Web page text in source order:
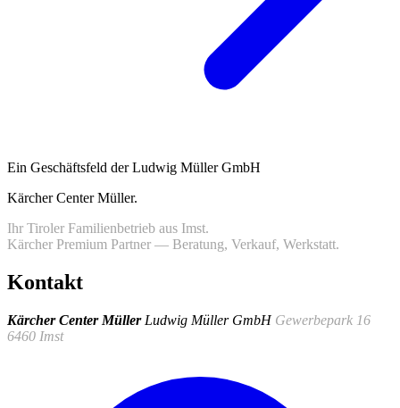
Ein Geschäftsfeld der Ludwig Müller GmbH
Kärcher Center Müller.
Ihr Tiroler Familienbetrieb aus Imst.
Kärcher Premium Partner — Beratung, Verkauf, Werkstatt.
Kontakt
Kärcher Center Müller Ludwig Müller GmbH Gewerbepark 16
6460 Imst